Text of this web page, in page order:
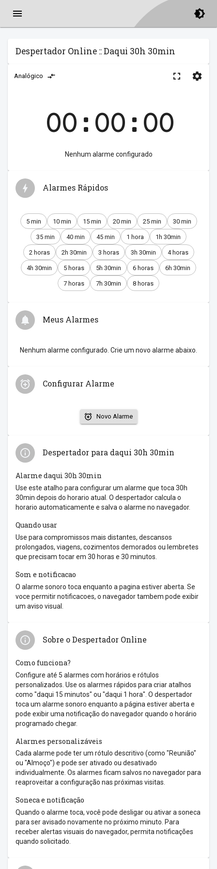
Despertador Online :: Daqui 30h 30min
Analógico
00:00:00
Nenhum alarme configurado
Alarmes Rápidos
5 min 10 min 15 min 20 min 25 min 30 min
35 min 40 min 45 min 1 hora 1h 30min
2 horas 2h 30min 3 horas 3h 30min 4 horas
4h 30min 5 horas 5h 30min 6 horas 6h 30min
7 horas 7h 30min 8 horas
Meus Alarmes
Nenhum alarme configurado. Crie um novo alarme abaixo.
Configurar Alarme
Novo Alarme
Despertador para daqui 30h 30min
Alarme daqui 30h 30min
Use este atalho para configurar um alarme que toca 30h
30min depois do horario atual. O despertador calcula o
horario automaticamente e salva o alarme no navegador.
Quando usar
Use para compromissos mais distantes, descansos
prolongados, viagens, cozimentos demorados ou lembretes
que precisam tocar em 30 horas e 30 minutos.
Som e notificacao
O alarme sonoro toca enquanto a pagina estiver aberta. Se
voce permitir notificacoes, o navegador tambem pode exibir
um aviso visual.
Sobre o Despertador Online
Como funciona?
Configure até 5 alarmes com horários e rótulos
personalizados. Use os alarmes rápidos para criar atalhos
como "daqui 15 minutos" ou "daqui 1 hora". O despertador
toca um alarme sonoro enquanto a página estiver aberta e
pode exibir uma notificação do navegador quando o horário
programado chegar.
Alarmes personalizáveis
Cada alarme pode ter um rótulo descritivo (como "Reunião"
ou "Almoço") e pode ser ativado ou desativado
individualmente. Os alarmes ficam salvos no navegador para
reaproveitar a configuração nas próximas visitas.
Soneca e notificação
Quando o alarme toca, você pode desligar ou ativar a soneca
para ser avisado novamente no próximo minuto. Para
receber alertas visuais do navegador, permita notificações
quando solicitado.